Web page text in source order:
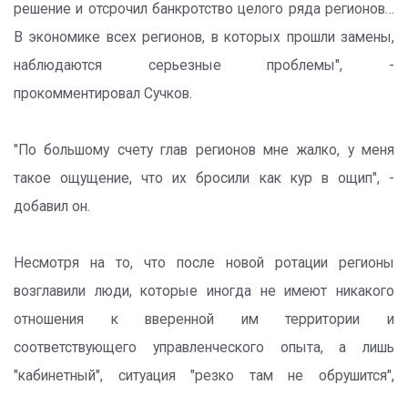
решение и отсрочил банкротство целого ряда регионов…
В экономике всех регионов, в которых прошли замены,
наблюдаются серьезные проблемы", -
прокомментировал Сучков.
"По большому счету глав регионов мне жалко, у меня
такое ощущение, что их бросили как кур в ощип", -
добавил он.
Несмотря на то, что после новой ротации регионы
возглавили люди, которые иногда не имеют никакого
отношения к вверенной им территории и
соответствующего управленческого опыта, а лишь
"кабинетный", ситуация "резко там не обрушится",